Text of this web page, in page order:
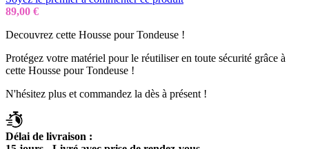
89,00 €
Decouvrez cette Housse pour Tondeuse !
Protégez votre matériel pour le réutiliser en toute sécurité grâce à
cette Housse pour Tondeuse !
N'hésitez plus et commandez la dès à présent !
Délai de livraison :